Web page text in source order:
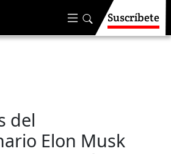
Suscríbete
del
Elon Musk